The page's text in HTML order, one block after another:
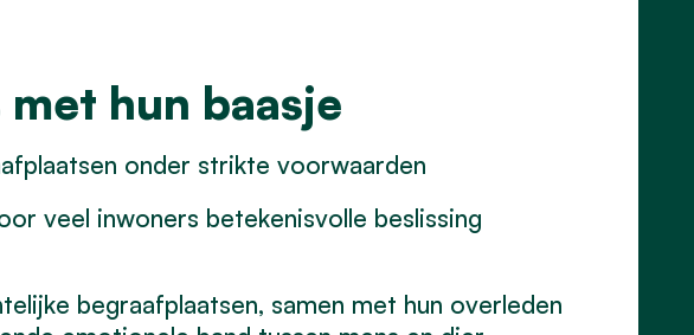
hun baasje
onder strikte voorwaarden
veel inwoners betekenisvolle beslissing
begraafplaatsen, samen met hun overleden